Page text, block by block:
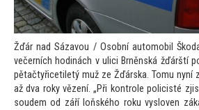
Žďár nad Sázavou / Osobní automobil
večerních hodinách v ulici Brněnská žďárští
pětačtyřicetiletý muž ze Žďárska. Tomu nyní
až dva roky vězení. „Při kontrole policisté
soudem od září loňského roku vysloven